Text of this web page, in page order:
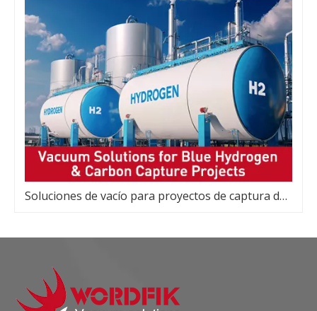
Soluciones de vacío para proyectos de captura de carbono e hidrógeno azul